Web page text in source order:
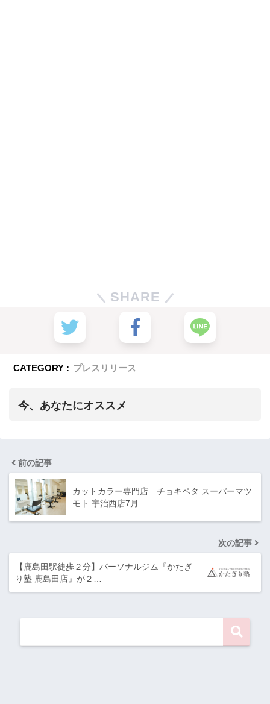
SHARE
CATEGORY : プレスリリース
今、あなたにオススメ
前の記事
カットカラー専門店 チョキペタ スーパーマツ
モト 宇治西店7月…
次の記事
【鹿島田駅徒歩２分】パーソナルジム『かたぎ
り塾 鹿島田店』が２…